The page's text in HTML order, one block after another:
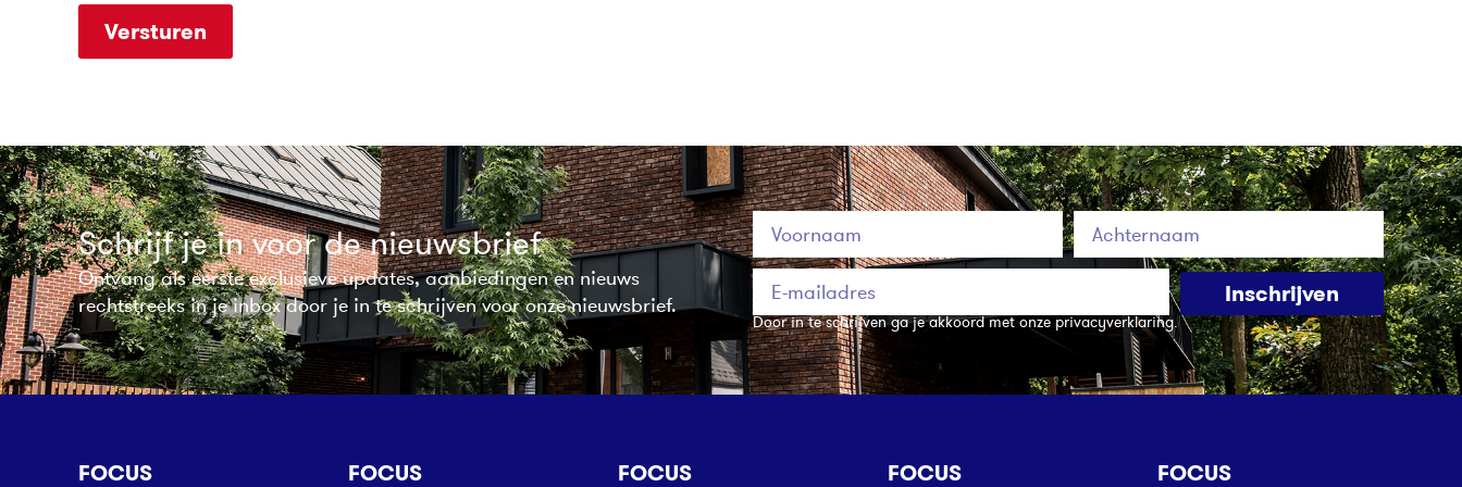
Versturen
Schrijf je in voor de nieuwsbrief
Ontvang als eerste exclusieve updates, aanbiedingen en nieuws
rechtstreeks in je inbox door je in te schrijven voor onze nieuwsbrief.
Inschrijven
Door in te schrijven ga je akkoord met onze privacyverklaring.
FOCUS
FOCUS
FOCUS
FOCUS
FOCUS